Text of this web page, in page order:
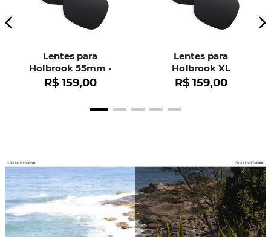
Lentes para
Holbrook 55mm -
OO9102
R$ 159,00
Lentes para
Holbrook XL
R$ 159,00